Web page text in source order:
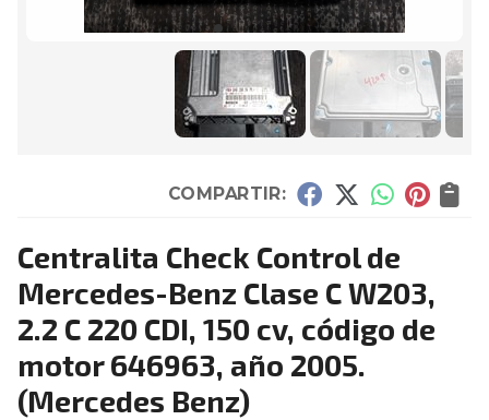
COMPARTIR:
Centralita Check Control de
Mercedes-Benz Clase C W203,
2.2 C 220 CDI, 150 cv, código de
motor 646963, año 2005.
(Mercedes Benz)